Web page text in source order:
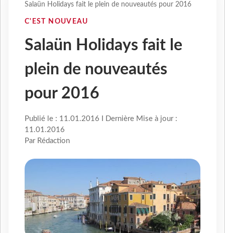
Salaün Holidays fait le plein de nouveautés pour 2016
C'EST NOUVEAU
Salaün Holidays fait le
plein de nouveautés
pour 2016
Publié le : 11.01.2016 I Dernière Mise à jour :
11.01.2016
Par Rédaction